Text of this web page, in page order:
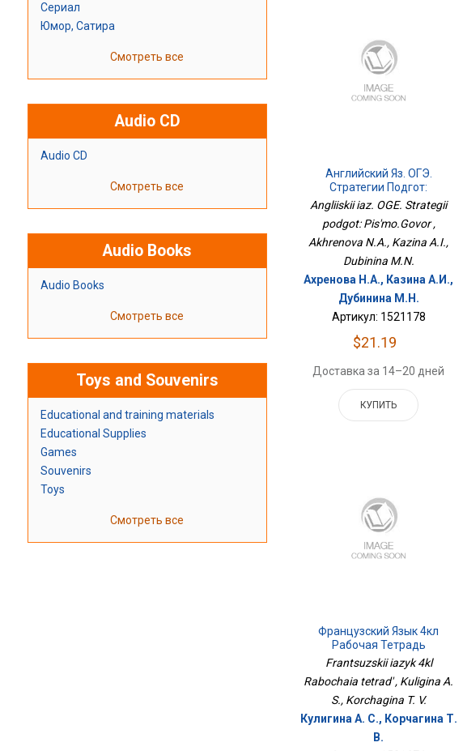
Сериал
Юмор, Сатира
Смотреть все
Audio CD
Audio CD
Смотреть все
Audio Books
Audio Books
Смотреть все
Toys and Souvenirs
Educational and training materials
Educational Supplies
Games
Souvenirs
Toys
Смотреть все
Английский Яз. ОГЭ.
Стратегии Подгот:
Письмо.Говор
Angliiskii iaz. OGE. Strategii
podgot: Pis'mo.Govor ,
Akhrenova N.A., Kazina A.I.,
Dubinina M.N.
Ахренова Н.А., Казина А.И.,
Дубинина М.Н.
Артикул: 1521178
$21.19
Доставка за 14–20 дней
КУПИТЬ
Французский Язык 4кл
Рабочая Тетрадь
Frantsuzskii iazyk 4kl
Rabochaia tetrad' , Kuligina A.
S., Korchagina T. V.
Кулигина А. С., Корчагина Т.
В.